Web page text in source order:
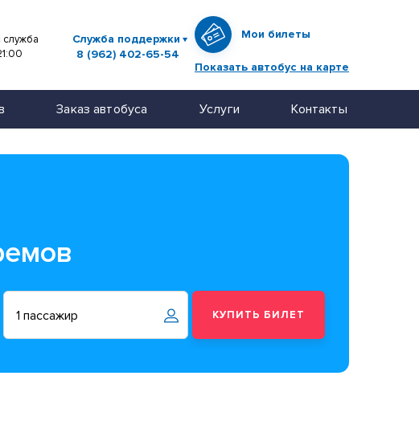
служба
Служба поддержки
8 (962) 402-65-54
Мои билеты
Показать автобус на карте
Заказ автобуса Услуги Контакты